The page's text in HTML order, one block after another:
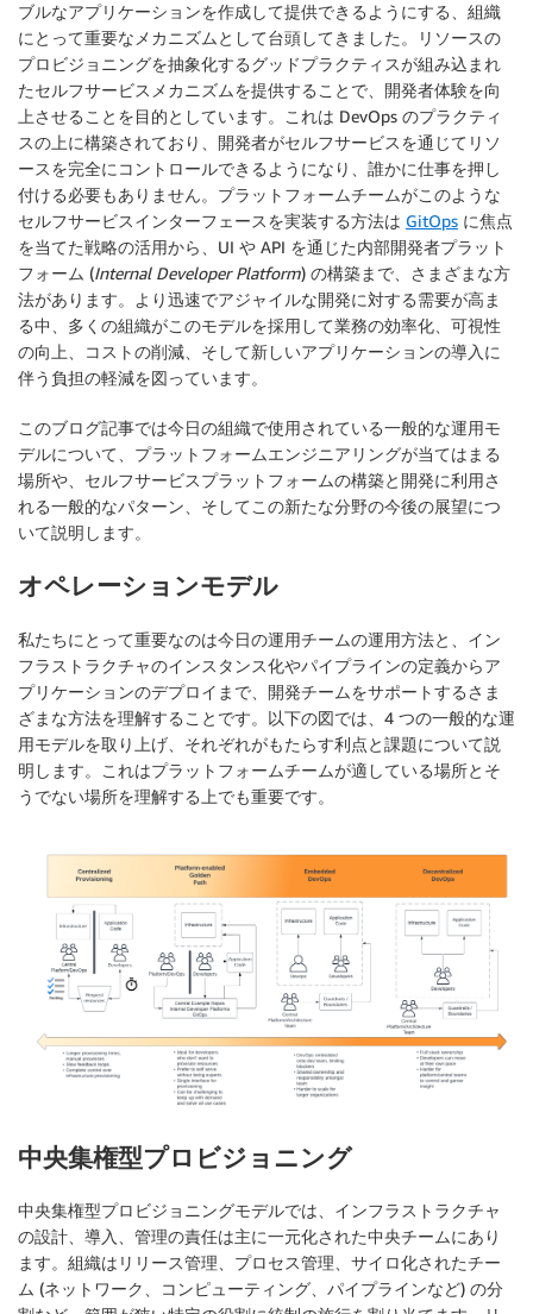
ブルなアプリケーションを作成して提供できるようにする、組織
にとって重要なメカニズムとして台頭してきました。リソースの
プロビジョニングを抽象化するグッドプラクティスが組み込まれ
たセルフサービスメカニズムを提供することで、開発者体験を向
上させることを目的としています。これは DevOps のプラクティ
スの上に構築されており、開発者がセルフサービスを通じてリソ
ースを完全にコントロールできるようになり、誰かに仕事を押し
付ける必要もありません。プラットフォームチームがこのような
セルフサービスインターフェースを実装する方法は GitOps に焦点
を当てた戦略の活用から、UI や API を通じた内部開発者プラット
フォーム (Internal Developer Platform) の構築まで、さまざまな方
法があります。より迅速でアジャイルな開発に対する需要が高ま
る中、多くの組織がこのモデルを採用して業務の効率化、可視性
の向上、コストの削減、そして新しいアプリケーションの導入に
伴う負担の軽減を図っています。
このブログ記事では今日の組織で使用されている一般的な運用モ
デルについて、プラットフォームエンジニアリングが当てはまる
場所や、セルフサービスプラットフォームの構築と開発に利用さ
れる一般的なパターン、そしてこの新たな分野の今後の展望につ
いて説明します。
オペレーションモデル
私たちにとって重要なのは今日の運用チームの運用方法と、イン
フラストラクチャのインスタンス化やパイプラインの定義からア
プリケーションのデプロイまで、開発チームをサポートするさま
ざまな方法を理解することです。以下の図では、4 つの一般的な運
用モデルを取り上げ、それぞれがもたらす利点と課題について説
明します。これはプラットフォームチームが適している場所とそ
うでない場所を理解する上でも重要です。
中央集権型プロビジョニング
中央集権型プロビジョニングモデルでは、インフラストラクチャ
の設計、導入、管理の責任は主に一元化された中央チームにあり
ます。組織はリリース管理、プロセス管理、サイロ化されたチー
ム (ネットワーク、コンピューティング、パイプラインなど) の分